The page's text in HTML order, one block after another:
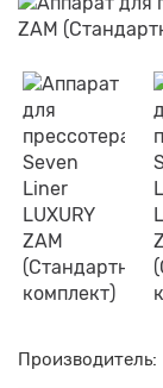
Производитель: